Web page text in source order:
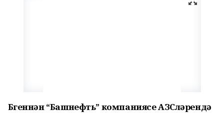
Бүгеннән “Башнефть” компаниясе АЗСләрендә